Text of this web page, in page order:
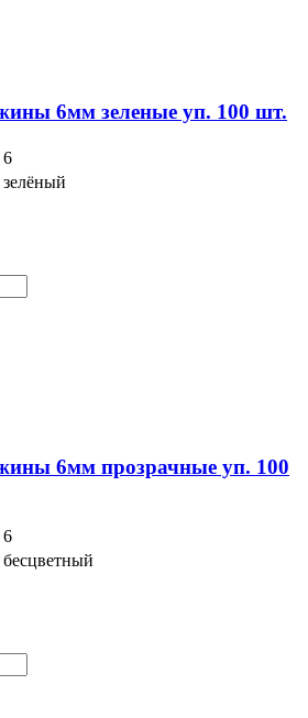
6мм зеленые уп. 100 шт.
6
зелёный
6мм прозрачные уп. 100
6
бесцветный